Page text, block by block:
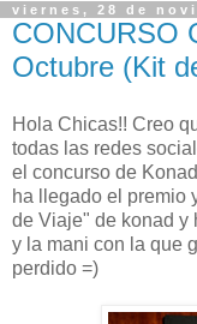
viernes, 28 de
CONCURSO
Octubre (Kit
Hola Chicas!! Creo
todas las redes
el concurso de
ha llegado el premio
de Viaje" de konad y
y la mani con la que
perdido =)